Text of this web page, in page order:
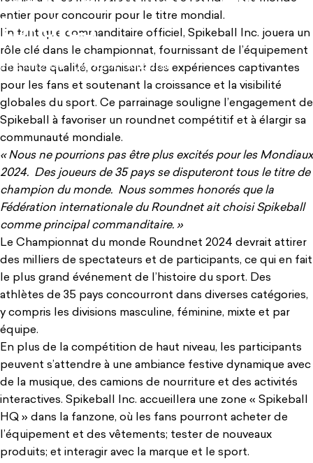
Londres
18 juin 2024 parRuth Troughton
entier pour concourir pour le titre mondial.
En tant que commanditaire officiel, Spikeball Inc. jouera un
rôle clé dans le championnat, fournissant de l’équipement
de haute qualité, organisant des expériences captivantes
pour les fans et soutenant la croissance et la visibilité
globales du sport. Ce parrainage souligne l’engagement de
Spikeball à favoriser un roundnet compétitif et à élargir sa
communauté mondiale.
« Nous ne pourrions pas être plus excités pour les Mondiaux
2024. Des joueurs de 35 pays se disputeront tous le titre de
champion du monde. Nous sommes honorés que la
Fédération internationale du Roundnet ait choisi Spikeball
comme principal commanditaire. »
Le Championnat du monde Roundnet 2024 devrait attirer
des milliers de spectateurs et de participants, ce qui en fait
le plus grand événement de l’histoire du sport. Des
athlètes de 35 pays concourront dans diverses catégories,
y compris les divisions masculine, féminine, mixte et par
équipe.
En plus de la compétition de haut niveau, les participants
peuvent s’attendre à une ambiance festive dynamique avec
de la musique, des camions de nourriture et des activités
interactives. Spikeball Inc. accueillera une zone « Spikeball
HQ » dans la fanzone, où les fans pourront acheter de
l’équipement et des vêtements; tester de nouveaux
produits; et interagir avec la marque et le sport.